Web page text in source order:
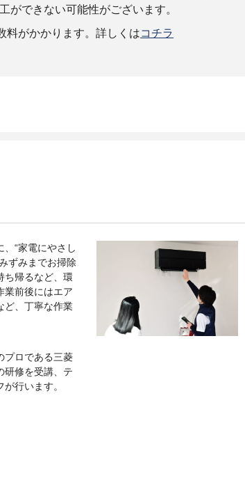
ができない可能性がございます。
料がかかります。詳しくはコチラ
“家電にやさし
ずみまでお掃除
ち帰るなど、環
業前後にはエア
ど、丁寧な作業
プロである三菱
研修を受講、テ
行います。